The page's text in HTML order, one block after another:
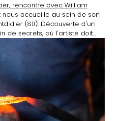
rencontre avec William
nous accueille au sein de son
(80). Découverte d'un
de secrets, où l'artiste doit